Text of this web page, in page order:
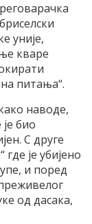
уније,
кваре
питања“.
наводе,
био
С друге
је убијено
и поред
од дасака,